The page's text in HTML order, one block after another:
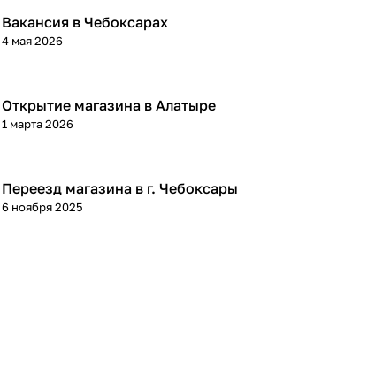
Вакансия в Чебоксарах
4 мая 2026
Открытие магазина в Алатыре
1 марта 2026
Переезд магазина в г. Чебоксары
6 ноября 2025